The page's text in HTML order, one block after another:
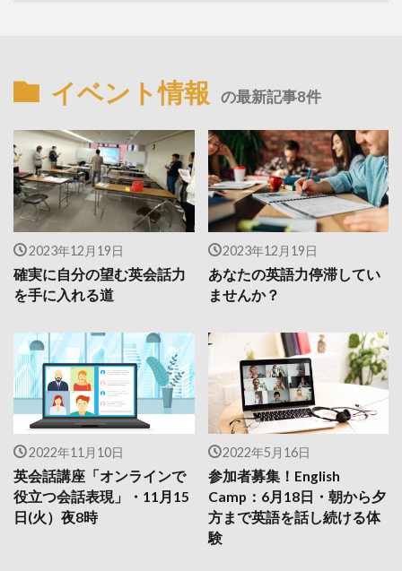
イベント情報 の最新記事8件
2023年12月19日
確実に自分の望む英会話力
を手に入れる道
2023年12月19日
あなたの英語力停滞してい
ませんか？
2022年11月10日
英会話講座「オンラインで
役立つ会話表現」・11月15
日(火）夜8時
2022年5月16日
参加者募集！English
Camp：6月18日・朝から夕
方まで英語を話し続ける体
験